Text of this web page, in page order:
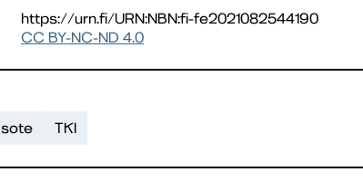
https://urn.fi/URN:NBN:fi-fe2021082544190
CC BY-NC-ND 4.0
sote TKI